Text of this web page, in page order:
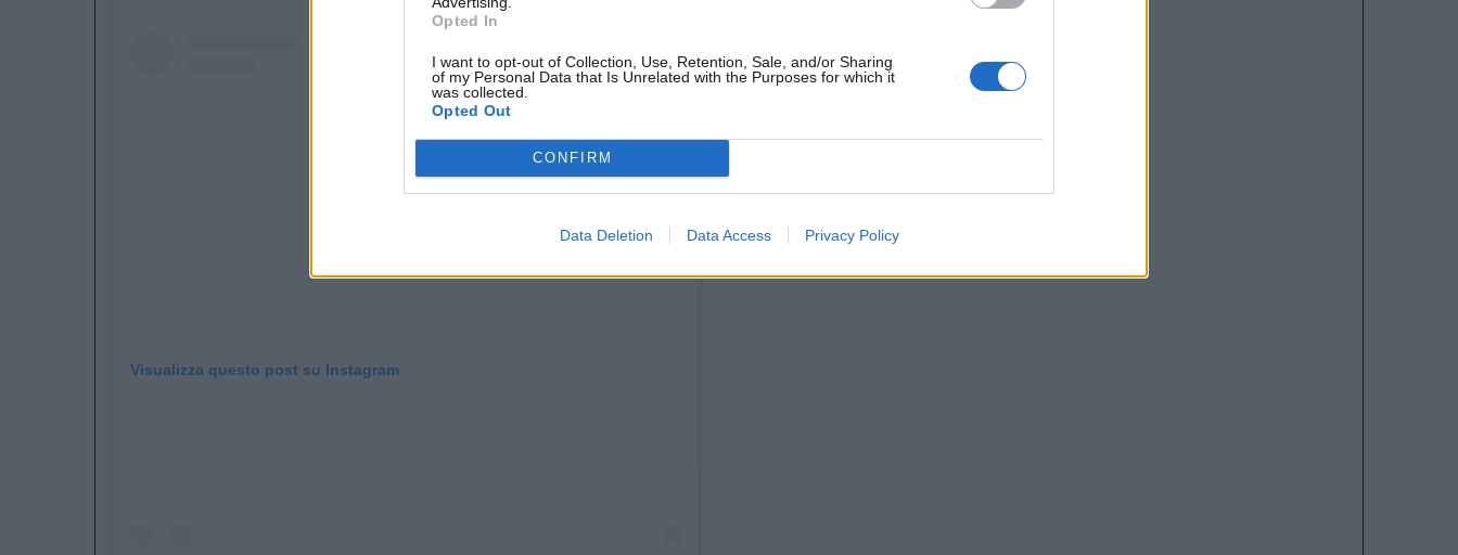
Opted In
I want to opt-out of Collection, Use, Retention, Sale, and/or Sharing
of my Personal Data that Is Unrelated with the Purposes for which it
was collected.
Opted Out
CONFIRM
Data Deletion Data Access Privacy Policy
Visualizza questo post su Instagram